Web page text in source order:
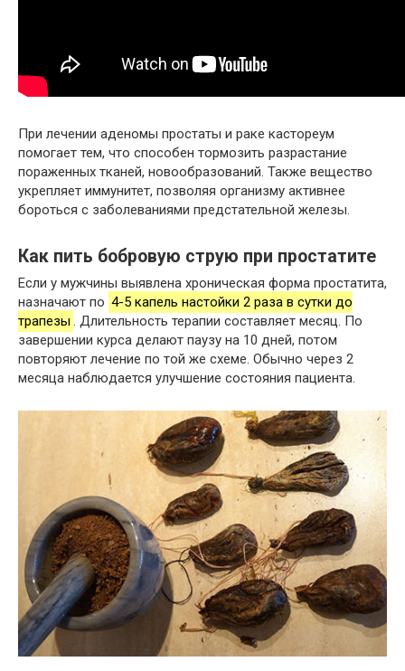
При лечении аденомы простаты и раке кастореум
помогает тем, что способен тормозить разрастание
пораженных тканей, новообразований. Также вещество
укрепляет иммунитет, позволяя организму активнее
бороться с заболеваниями предстательной железы.
Как пить бобровую струю при простатите
Если у мужчины выявлена хроническая форма простатита,
назначают по 4-5 капель настойки 2 раза в сутки до
трапезы . Длительность терапии составляет месяц. По
завершении курса делают паузу на 10 дней, потом
повторяют лечение по той же схеме. Обычно через 2
месяца наблюдается улучшение состояния пациента.